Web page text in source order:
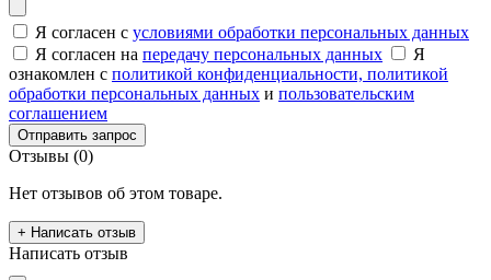
Я согласен с условиями обработки персональных данных
Я согласен на передачу персональных данных
Я
ознакомлен с политикой конфиденциальности, политикой
обработки персональных данных и пользовательским
соглашением
Отправить запрос
Отзывы (0)
Нет отзывов об этом товаре.
+ Написать отзыв
Написать отзыв